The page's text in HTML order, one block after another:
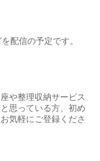
配信の予定です。
や整理収納サービス
思っている方、初め
気軽にご登録くださ